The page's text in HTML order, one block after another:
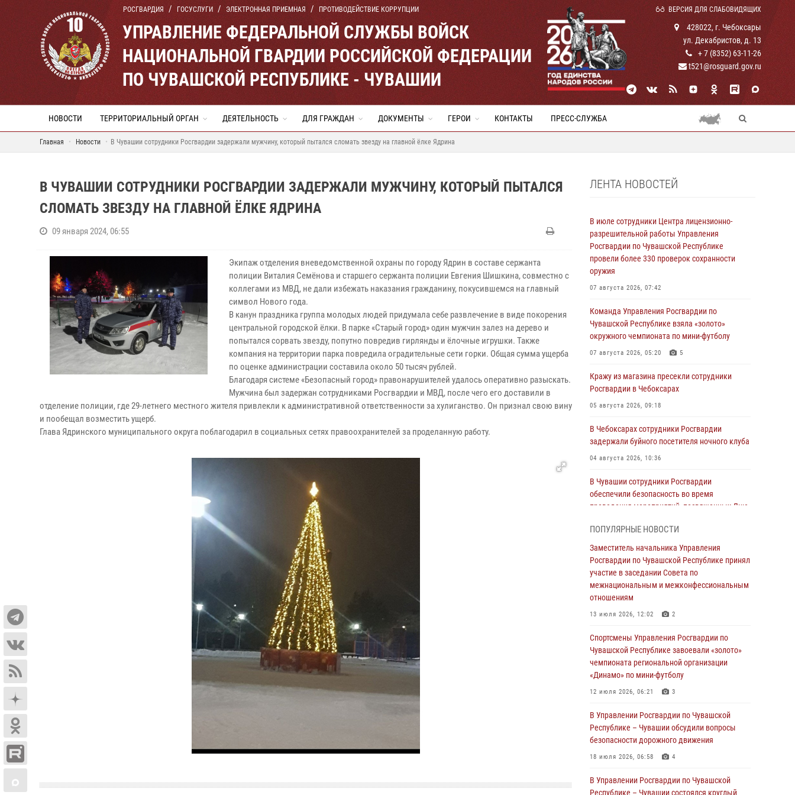
РОСГВАРДИЯ ГОСУСЛУГИ ЭЛЕКТРОННАЯ ПРИЕМНАЯ ПРОТИВОДЕЙСТВИЕ КОРРУПЦИИ ВЕРСИЯ ДЛЯ СЛАБОВИДЯЩИХ
УПРАВЛЕНИЕ ФЕДЕРАЛЬНОЙ СЛУЖБЫ ВОЙСК
НАЦИОНАЛЬНОЙ ГВАРДИИ РОССИЙСКОЙ ФЕДЕРАЦИИ
ПО ЧУВАШСКОЙ РЕСПУБЛИКЕ - ЧУВАШИИ
428022, г. Чебоксары
ул. Декабристов, д. 13
+ 7 (8352) 63-11-26
t521@rosguard.gov.ru
НОВОСТИ ТЕРРИТОРИАЛЬНЫЙ ОРГАН ДЕЯТЕЛЬНОСТЬ ДЛЯ ГРАЖДАН ДОКУМЕНТЫ ГЕРОИ КОНТАКТЫ ПРЕСС-СЛУЖБА
Главная Новости В Чувашии сотрудники Росгвардии задержали мужчину, который пытался сломать звезду на главной ёлке Ядрина
В ЧУВАШИИ СОТРУДНИКИ РОСГВАРДИИ ЗАДЕРЖАЛИ МУЖЧИНУ, КОТОРЫЙ ПЫТАЛСЯ
СЛОМАТЬ ЗВЕЗДУ НА ГЛАВНОЙ ЁЛКЕ ЯДРИНА
09 января 2024, 06:55
Экипаж отделения вневедомственной охраны по городу Ядрин в составе сержанта
полиции Виталия Семёнова и старшего сержанта полиции Евгения Шишкина, совместно с
коллегами из МВД, не дали избежать наказания гражданину, покусившемся на главный
символ Нового года.
В канун праздника группа молодых людей придумала себе развлечение в виде покорения
центральной городской ёлки. В парке «Старый город» один мужчин залез на дерево и
попытался сорвать звезду, попутно повредив гирлянды и ёлочные игрушки. Также
компания на территории парка повредила оградительные сети горки. Общая сумма ущерба
по оценке администрации составила около 50 тысяч рублей.
Благодаря системе «Безопасный город» правонарушителей удалось оперативно разыскать.
Мужчина был задержан сотрудниками Росгвардии и МВД, после чего его доставили в
отделение полиции, где 29-летнего местного жителя привлекли к административной ответственности за хулиганство. Он признал свою вину
и пообещал возместить ущерб.
Глава Ядринского муниципального округа поблагодарил в социальных сетях правоохранителей за проделанную работу.
ЛЕНТА НОВОСТЕЙ
В июле сотрудники Центра лицензионно-
разрешительной работы Управления
Росгвардии по Чувашской Республике
провели более 330 проверок сохранности
оружия
07 августа 2026, 07:42
Команда Управления Росгвардии по
Чувашской Республике взяла «золото»
окружного чемпионата по мини-футболу
07 августа 2026, 05:20 5
Кражу из магазина пресекли сотрудники
Росгвардии в Чебоксарах
05 августа 2026, 09:18
В Чебоксарах сотрудники Росгвардии
задержали буйного посетителя ночного клуба
04 августа 2026, 10:36
В Чувашии сотрудники Росгвардии
обеспечили безопасность во время
проведения мероприятий, посвященных Дню
В июле сотрудники вневедомственной
охраны Росгвардии задержали более 200
граждан, подозреваемых в совершении
правонарушений
03 августа 2026, 08:20
В Росгвардии вспоминают российских
воинов, погибших в Первой мировой войне
1914-1918 годов
01 августа 2026, 07:19
подозреваемого в причинении тяжкого вреда
здоровью
01 августа 2026, 06:12
национальной гвардии Российской
Федерации
ПОПУЛЯРНЫЕ НОВОСТИ
Заместитель начальника Управления
Росгвардии по Чувашской Республике принял
участие в заседании Совета по
межнациональным и межконфессиональным
отношениям
13 июля 2026, 12:02 2
Спортсмены Управления Росгвардии по
Чувашской Республике завоевали «золото»
чемпионата региональной организации
«Динамо» по мини-футболу
12 июля 2026, 06:21 3
В Управлении Росгвардии по Чувашской
Республике – Чувашии обсудили вопросы
безопасности дорожного движения
18 июля 2026, 06:58 4
В Управлении Росгвардии по Чувашской
Республике – Чувашии состоялся круглый